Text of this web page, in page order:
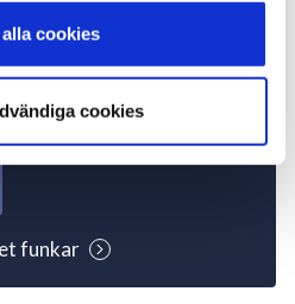
cookies
cookies
Kom
funkar